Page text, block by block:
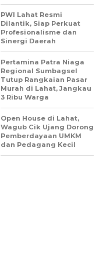
PWI Lahat Resmi
Dilantik, Siap Perkuat
Profesionalisme dan
Sinergi Daerah
Pertamina Patra Niaga
Regional Sumbagsel
Tutup Rangkaian Pasar
Murah di Lahat, Jangkau
3 Ribu Warga
Open House di Lahat,
Wagub Cik Ujang Dorong
Pemberdayaan UMKM
dan Pedagang Kecil